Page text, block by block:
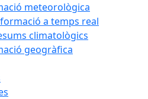
meteorològica
a temps real
climatològics
geogràfica